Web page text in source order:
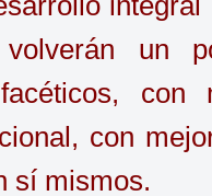
un
con
sí mismos.